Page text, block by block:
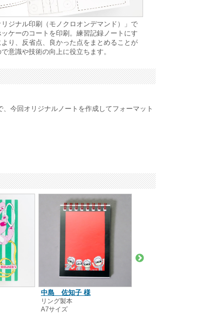
ジナル印刷（モノクロオンデマンド）」で
ケーのコートを印刷。練習記録ノートにす
り、反省点、良かった点をまとめることが
意識や技術の向上に役立ちます。
今回オリジナルノートを作成してフォーマット
中島 佐知子 様
リング製本
A7サイズ